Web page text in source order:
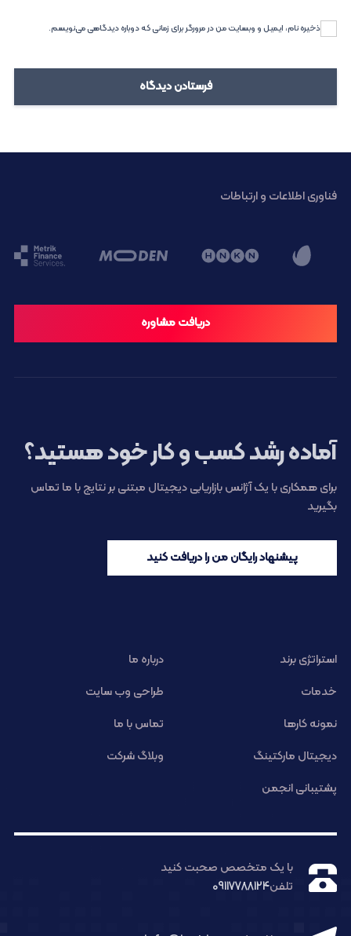
ذخیره نام، ایمیل و وبسایت من در مرورگر برای زمانی که دوباره دیدگاهی می‌نویسم.
فناوری اطلاعات و ارتباطات
دریافت مشاوره
آماده رشد کسب و کار خود هستید؟
برای همکاری با یک آژانس بازاریابی دیجیتال مبتنی بر نتایج با ما تماس
بگیرید
پیشنهاد رایگان من را دریافت کنید
استراتژی برند
درباره ما
خدمات
طراحی وب سایت
نمونه کارها
تماس با ما
دیجیتال مارکتینگ
وبلاگ شرکت
پشتیبانی انجمن
با یک متخصص صحبت کنید
تلفن09117788124